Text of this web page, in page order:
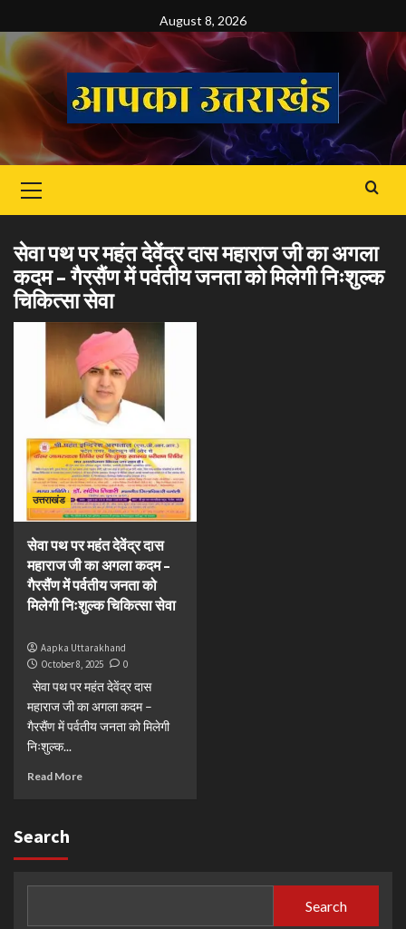
to
content
August 8, 2026
Menu
सेवा पथ पर महंत देवेंद्र दास महाराज जी का अगला
कदम – गैरसैंण में पर्वतीय जनता को मिलेगी निःशुल्क
चिकित्सा सेवा
उत्तराखंड
सेवा पथ पर महंत देवेंद्र दास
महाराज जी का अगला कदम –
गैरसैंण में पर्वतीय जनता को
मिलेगी निःशुल्क चिकित्सा सेवा
Aapka Uttarakhand
October 8, 2025
0
सेवा पथ पर महंत देवेंद्र दास
महाराज जी का अगला कदम –
गैरसैंण में पर्वतीय जनता को मिलेगी
निःशुल्क...
Read More
Search
Search